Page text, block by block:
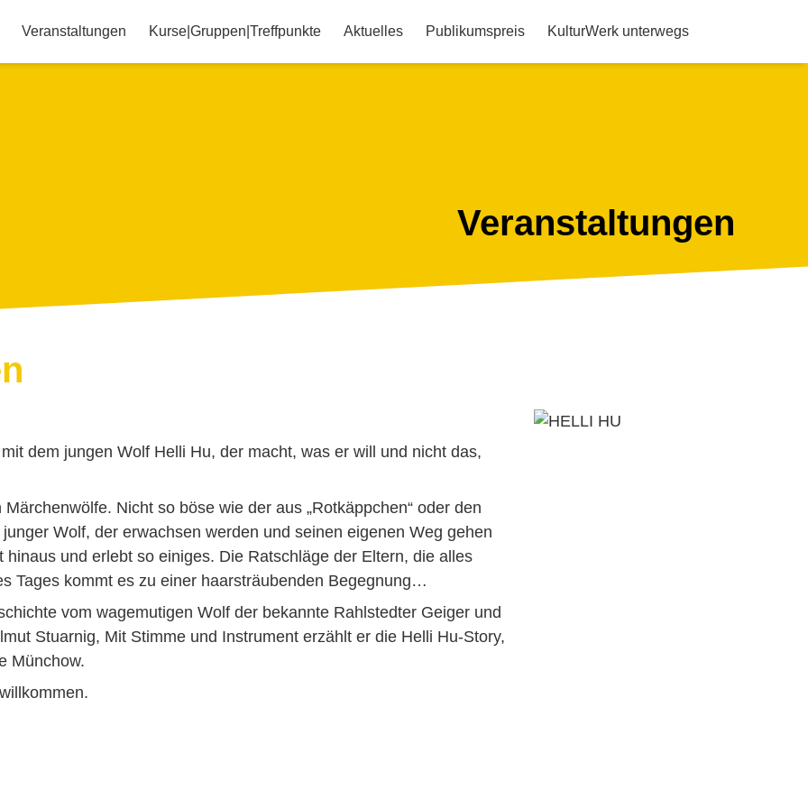
Veranstaltungen Kurse|Gruppen|Treffpunkte Aktuelles Publikumspreis KulturWerk unterwegs
Veranstaltungen
dem jungen Wolf Helli Hu, der macht, was er will und nicht das,
Nicht so böse wie der aus „Rotkäppchen“ oder den
Wolf, der erwachsen werden und seinen eigenen Weg gehen
und erlebt so einiges. Die Ratschläge der Eltern, die alles
Tages kommt es zu einer haarsträubenden Begegnung…
vom wagemutigen Wolf der bekannte Rahlstedter Geiger und
Stuarnig, Mit Stimme und Instrument erzählt er die Helli Hu-Story,
Münchow.